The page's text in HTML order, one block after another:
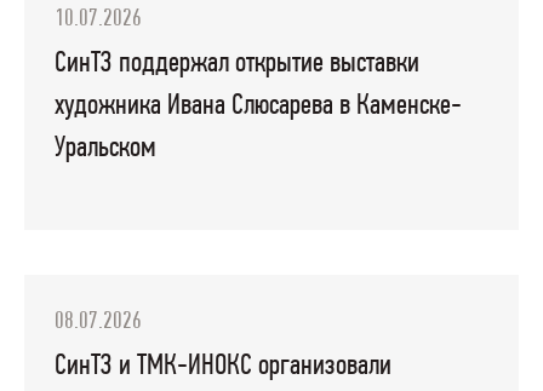
10.07.2026
СинТЗ поддержал открытие выставки
художника Ивана Слюсарева в Каменске-
Уральском
08.07.2026
СинТЗ и ТМК-ИНОКС организовали